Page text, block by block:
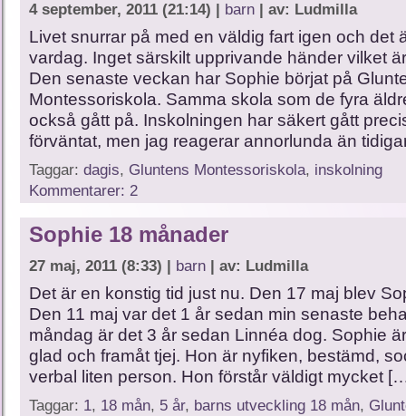
4 september, 2011 (21:14) | barn | av: Ludmilla
Livet snurrar på med en väldig fart igen och det
vardag. Inget särskilt upprivande händer vilket
Den senaste veckan har Sophie börjat på
Montessoriskola. Samma skola som de fyra
också gått på. Inskolningen har säkert gått
förväntat, men jag reagerar annorlunda än
Taggar: dagis, Gluntens Montessoriskola, inskolning
Kommentarer: 2
Sophie 18 månader
27 maj, 2011 (8:33) | barn | av: Ludmilla
Det är en konstig tid just nu. Den 17 maj blev
Den 11 maj var det 1 år sedan min senaste
måndag är det 3 år sedan Linnéa dog. Sophie
glad och framåt tjej. Hon är nyfiken, bestämd,
verbal liten person. Hon förstår väldigt mycket
Taggar: 1, 18 mån, 5 år, barns utveckling 18 mån,